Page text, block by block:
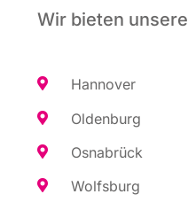
Wir bieten
Han­no­ver
Olden­burg
Osna­brück
Wolfs­burg